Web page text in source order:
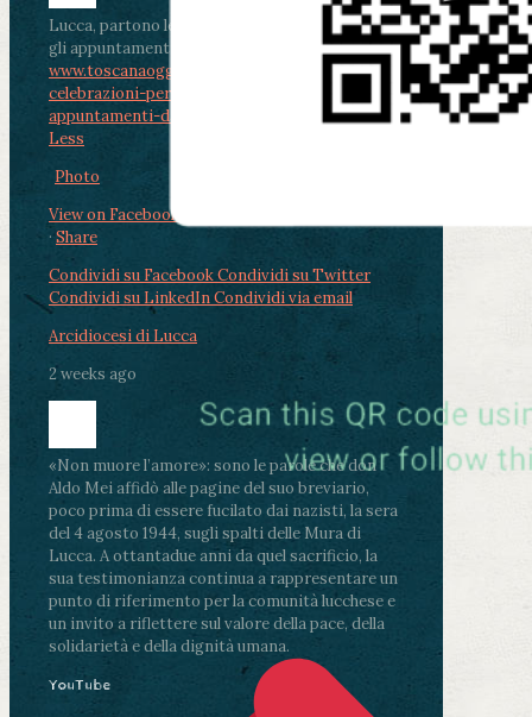
Lucca, partono le celebrazioni per don Aldo Mei:
gli appuntamenti dal 2 al 4 agosto
www.toscanaoggi.it/lucca-partono-le-
celebrazioni-per-don-aldo-mei-gli-
appuntamenti-dal-2-al-4-ago...
See MoreSee
Less
Photo
View on Facebook
· Share
Condividi su FacebookCondividi su Twitter
Condividi su LinkedInCondividi via email
Arcidiocesi di Lucca
2 weeks ago
«Non muore l’amore»: sono le parole che don
Aldo Mei affidò alle pagine del suo breviario,
poco prima di essere fucilato dai nazisti, la sera
del 4 agosto 1944, sugli spalti delle Mura di
Lucca. A ottantadue anni da quel sacrificio, la
sua testimonianza continua a rappresentare un
punto di riferimento per la comunità lucchese e
un invito a riflettere sul valore della pace, della
solidarietà e della dignità umana.
YouTube